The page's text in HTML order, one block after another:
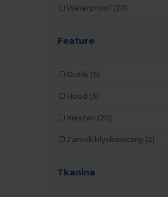
Waterproof (20)
Feature
Guziki (5)
Hood (3)
Kieszen (20)
Zamek blyskawiczny (2)
Tkanina